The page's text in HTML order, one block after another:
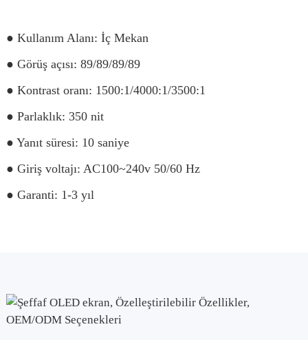
● Kullanım Alanı: İç Mekan
● Görüş açısı: 89/89/89/89
● Kontrast oranı: 1500:1/4000:1/3500:1
● Parlaklık: 350 nit
● Yanıt süresi: 10 saniye
● Giriş voltajı: AC100~240v 50/60 Hz
● Garanti: 1-3 yıl